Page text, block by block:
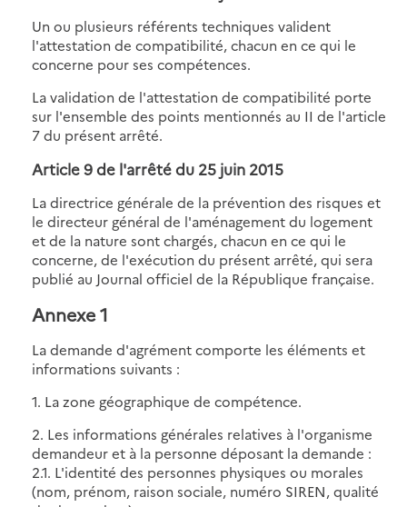
Un ou plusieurs référents techniques valident
l'attestation de compatibilité, chacun en ce qui le
concerne pour ses compétences.
La validation de l'attestation de compatibilité porte
sur l'ensemble des points mentionnés au II de l'article
7 du présent arrêté.
Article 9 de l'arrêté du 25 juin 2015
La directrice générale de la prévention des risques et
le directeur général de l'aménagement du logement
et de la nature sont chargés, chacun en ce qui le
concerne, de l'exécution du présent arrêté, qui sera
publié au Journal officiel de la République française.
Annexe 1
La demande d'agrément comporte les éléments et
informations suivants :
1. La zone géographique de compétence.
2. Les informations générales relatives à l'organisme
demandeur et à la personne déposant la demande :
2.1. L'identité des personnes physiques ou morales
(nom, prénom, raison sociale, numéro SIREN, qualité